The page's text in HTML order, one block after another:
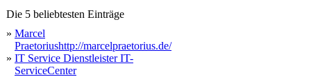
Die 5 beliebtesten Einträge
» Marcel
Praetoriushttp://marcelpraetorius.de/
» IT Service Dienstleister IT-
ServiceCenter